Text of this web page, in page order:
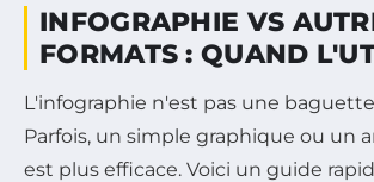
INFOGRAPHIE VS
FORMATS : QUAND
L'infographie n'est pas une
Parfois, un simple graphique ou un
est plus efficace. Voici un guide